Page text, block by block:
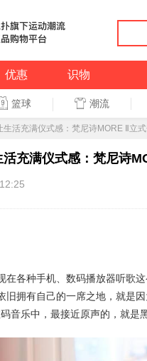
优惠 识物
篮球 潮流
生活充满仪式感：梵尼诗MORE Ⅱ立
活充满仪式感：梵尼诗
在各种手机、数码播放器听歌
旧拥有自己的一席之地，就是
音乐中，最接近原声的，就是